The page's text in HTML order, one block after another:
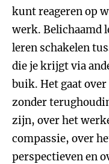
kunt reageren op
werk. Belichaamd
leren schakelen
die je krijgt via
buik. Het gaat
zonder
zijn, over het
compassie, over
perspectieven en